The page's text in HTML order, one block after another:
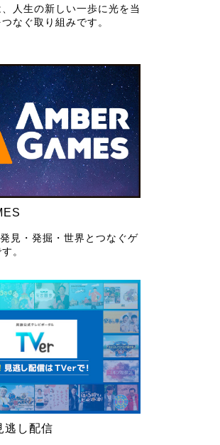
人生の新しい一歩に光を当
なぐ取り組みです。
見・発掘・世界とつなぐゲ
。
逃し配信